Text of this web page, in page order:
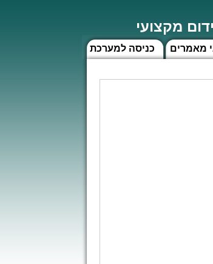
מקצועי
כניסה למערכת מאמרים